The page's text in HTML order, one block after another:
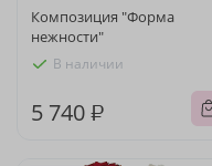
Композиция "Форма
нежности"
В наличии
5 740 ₽